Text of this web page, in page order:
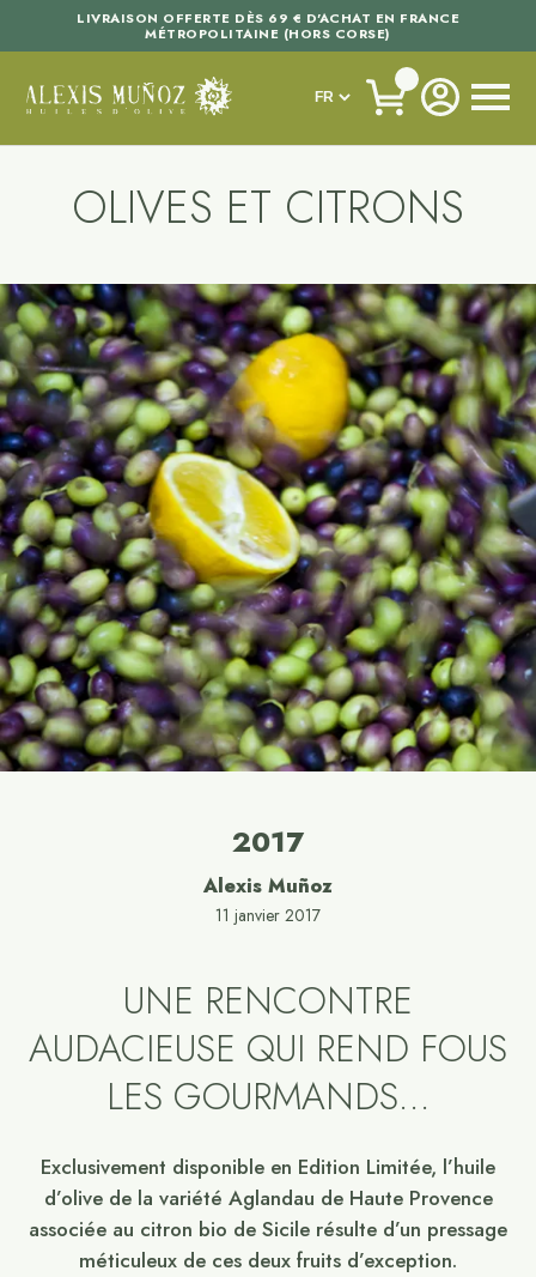
LIVRAISON OFFERTE DÈS 69 € D'ACHAT EN FRANCE
MÉTROPOLITAINE (HORS CORSE)
OLIVES ET CITRONS
2017
Alexis Muñoz
11 janvier 2017
UNE RENCONTRE
AUDACIEUSE QUI REND FOUS
LES GOURMANDS…
Exclusivement disponible en Edition Limitée, l’huile
d’olive de la variété Aglandau de Haute Provence
associée au citron bio de Sicile résulte d’un pressage
méticuleux de ces deux fruits d’exception.